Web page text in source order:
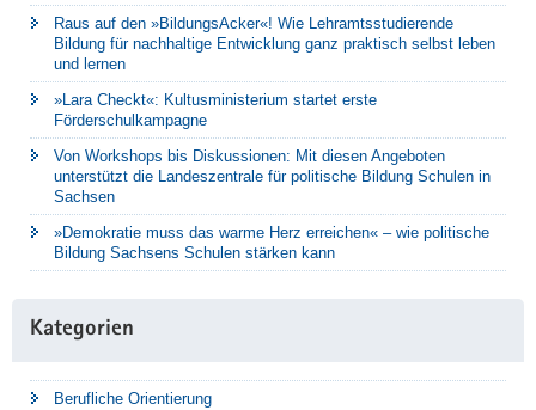
Raus auf den »BildungsAcker«! Wie Lehramtsstudierende
Bildung für nachhaltige Entwicklung ganz praktisch selbst leben
und lernen
»Lara Checkt«: Kultusministerium startet erste
Förderschulkampagne
Von Workshops bis Diskussionen: Mit diesen Angeboten
unterstützt die Landeszentrale für politische Bildung Schulen in
Sachsen
»Demokratie muss das warme Herz erreichen« – wie politische
Bildung Sachsens Schulen stärken kann
Kategorien
Berufliche Orientierung